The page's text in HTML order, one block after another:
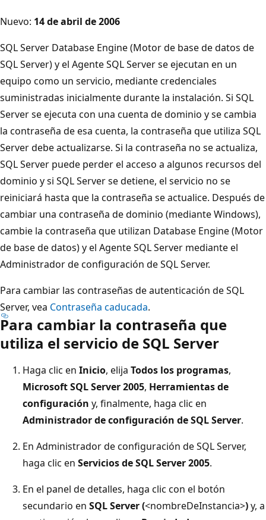
Nuevo: 14 de abril de 2006
SQL Server Database Engine (Motor de base de datos de
SQL Server) y el Agente SQL Server se ejecutan en un
equipo como un servicio, mediante credenciales
suministradas inicialmente durante la instalación. Si SQL
Server se ejecuta con una cuenta de dominio y se cambia
la contraseña de esa cuenta, la contraseña que utiliza SQL
Server debe actualizarse. Si la contraseña no se actualiza,
SQL Server puede perder el acceso a algunos recursos del
dominio y si SQL Server se detiene, el servicio no se
reiniciará hasta que la contraseña se actualice. Después de
cambiar una contraseña de dominio (mediante Windows),
cambie la contraseña que utilizan Database Engine (Motor
de base de datos) y el Agente SQL Server mediante el
Administrador de configuración de SQL Server.
Para cambiar las contraseñas de autenticación de SQL
Server, vea Contraseña caducada.
Para cambiar la contraseña que
utiliza el servicio de SQL Server
Haga clic en Inicio, elija Todos los programas,
Microsoft SQL Server 2005, Herramientas de
configuración y, finalmente, haga clic en
Administrador de configuración de SQL Server.
En Administrador de configuración de SQL Server,
haga clic en Servicios de SQL Server 2005.
En el panel de detalles, haga clic con el botón
secundario en SQL Server (<nombreDeInstancia>)y, a